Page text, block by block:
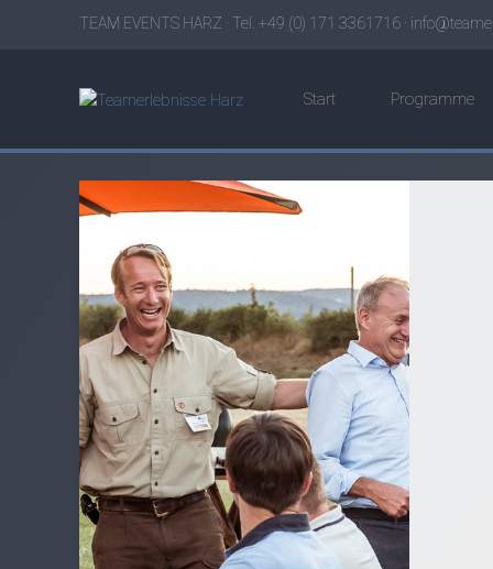
TEAM EVENTS HARZ · Tel. +49 (0) 171 3361716 ·
Start Programme